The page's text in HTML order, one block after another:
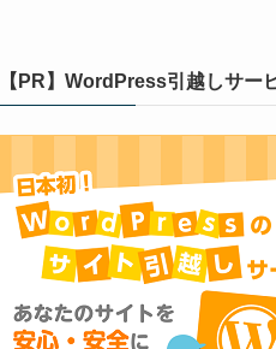
【PR】WordPress引越しサー